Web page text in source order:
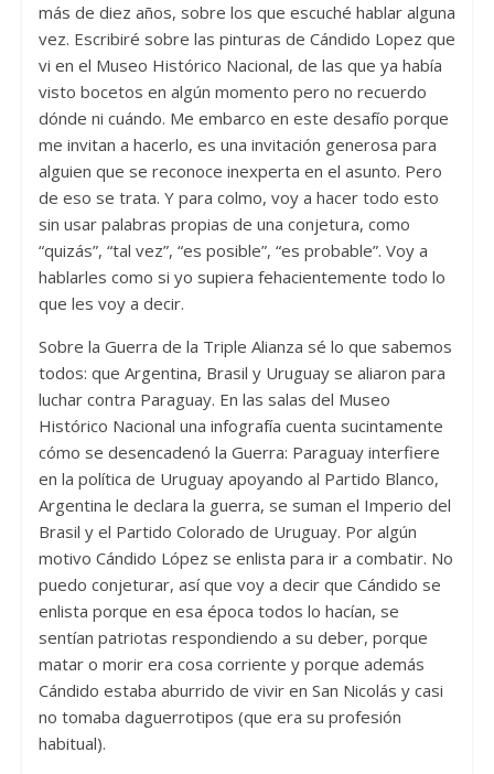
más de diez años, sobre los que escuché hablar alguna
vez. Escribiré sobre las pinturas de Cándido Lopez que
vi en el Museo Histórico Nacional, de las que ya había
visto bocetos en algún momento pero no recuerdo
dónde ni cuándo. Me embarco en este desafío porque
me invitan a hacerlo, es una invitación generosa para
alguien que se reconoce inexperta en el asunto. Pero
de eso se trata. Y para colmo, voy a hacer todo esto
sin usar palabras propias de una conjetura, como
“quizás”, “tal vez”, “es posible”, “es probable”. Voy a
hablarles como si yo supiera fehacientemente todo lo
que les voy a decir.
Sobre la Guerra de la Triple Alianza sé lo que sabemos
todos: que Argentina, Brasil y Uruguay se aliaron para
luchar contra Paraguay. En las salas del Museo
Histórico Nacional una infografía cuenta sucintamente
cómo se desencadenó la Guerra: Paraguay interfiere
en la política de Uruguay apoyando al Partido Blanco,
Argentina le declara la guerra, se suman el Imperio del
Brasil y el Partido Colorado de Uruguay. Por algún
motivo Cándido López se enlista para ir a combatir. No
puedo conjeturar, así que voy a decir que Cándido se
enlista porque en esa época todos lo hacían, se
sentían patriotas respondiendo a su deber, porque
matar o morir era cosa corriente y porque además
Cándido estaba aburrido de vivir en San Nicolás y casi
no tomaba daguerrotipos (que era su profesión
habitual).